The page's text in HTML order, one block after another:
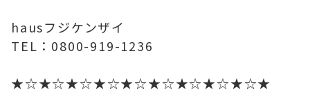
hausフジケンザイ
TEL：0800-919-1236
★☆★☆★☆★☆★☆★☆★☆★☆★☆★